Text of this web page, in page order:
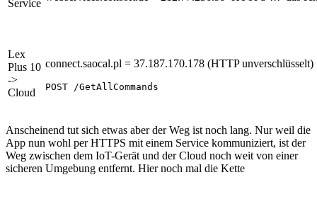
Service
Lex
Plus 10
->
Cloud
connect.saocal.pl = 37.187.170.178 (HTTP unverschlüsselt)
POST /GetAllCommands
Anscheinend tut sich etwas aber der Weg ist noch lang. Nur weil die
App nun wohl per HTTPS mit einem Service kommuniziert, ist der
Weg zwischen dem IoT-Gerät und der Cloud noch weit von einer
sicheren Umgebung entfernt. Hier noch mal die Kette